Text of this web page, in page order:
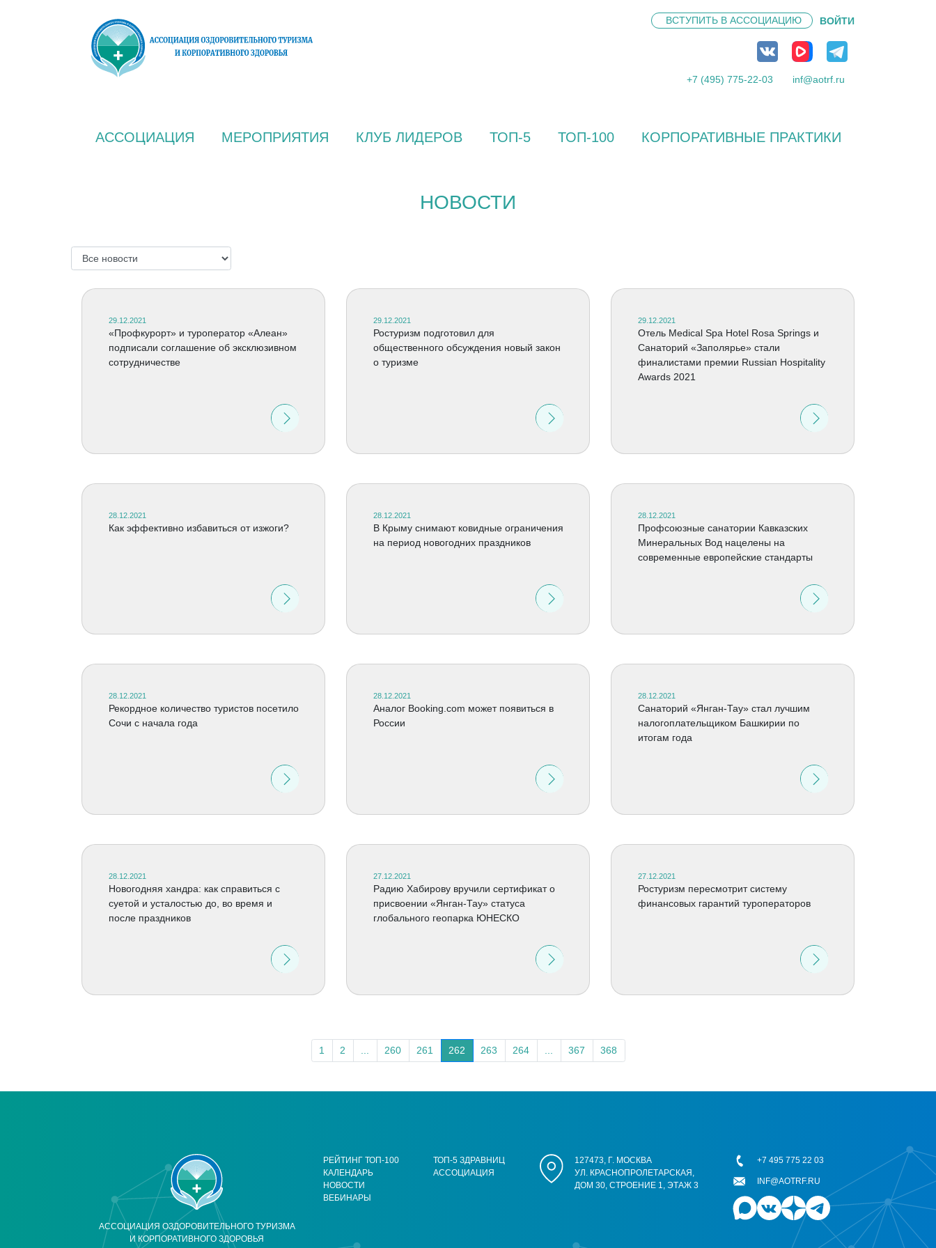
ВСТУПИТЬ В АССОЦИАЦИЮ ВОЙТИ
+7 (495) 775-22-03 inf@aotrf.ru
АССОЦИАЦИЯ МЕРОПРИЯТИЯ КЛУБ ЛИДЕРОВ ТОП-5 ТОП-100 КОРПОРАТИВНЫЕ ПРАКТИКИ
НОВОСТИ
29.12.2021
«Профкурорт» и туроператор «Алеан»
подписали соглашение об эксклюзивном
сотрудничестве
29.12.2021
Ростуризм подготовил для
общественного обсуждения новый закон
о туризме
29.12.2021
Отель Medical Spa Hotel Rosa Springs и
Cанаторий «Заполярье» стали
финалистами премии Russian Hospitality
Awards 2021
28.12.2021
Как эффективно избавиться от изжоги?
28.12.2021
В Крыму снимают ковидные ограничения
на период новогодних праздников
28.12.2021
Профсоюзные санатории Кавказских
Минеральных Вод нацелены на
современные европейские стандарты
28.12.2021
Рекордное количество туристов посетило
Сочи с начала года
28.12.2021
Аналог Booking.com может появиться в
России
28.12.2021
Санаторий «Янган-Тау» стал лучшим
налогоплательщиком Башкирии по
итогам года
28.12.2021
Новогодняя хандра: как справиться с
суетой и усталостью до, во время и
после праздников
27.12.2021
Радию Хабирову вручили сертификат о
присвоении «Янган-Тау» статуса
глобального геопарка ЮНЕСКО
27.12.2021
Ростуризм пересмотрит систему
финансовых гарантий туроператоров
1 2 260 261 262 263 264 367 368
АССОЦИАЦИЯ ОЗДОРОВИТЕЛЬНОГО ТУРИЗМА
И КОРПОРАТИВНОГО ЗДОРОВЬЯ
РЕЙТИНГ ТОП-100
КАЛЕНДАРЬ
НОВОСТИ
ВЕБИНАРЫ
ТОП-5 ЗДРАВНИЦ
АССОЦИАЦИЯ
127473, Г. МОСКВА
УЛ. КРАСНОПРОЛЕТАРСКАЯ,
ДОМ 30, СТРОЕНИЕ 1, ЭТАЖ 3
+7 495 775 22 03
INF@AOTRF.RU